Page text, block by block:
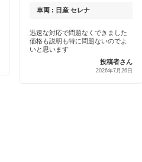
車両 : 日産 セレナ
迅速な対応で問題なくできました
価格も説明も特に問題ないのでよ
いと思います
投稿者さん
2026年7月26日